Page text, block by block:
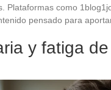
Plataformas como
pensado para
y fatiga